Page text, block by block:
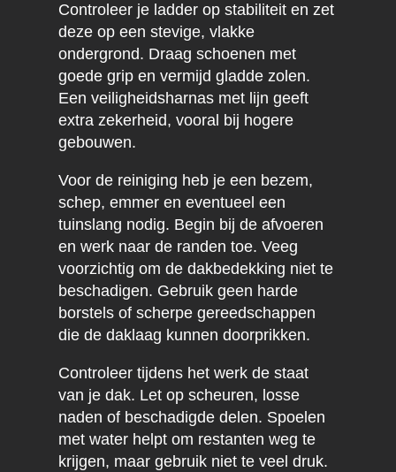
Controleer je ladder op stabiliteit en zet
deze op een stevige, vlakke
ondergrond. Draag schoenen met
goede grip en vermijd gladde zolen.
Een veiligheidsharnas met lijn geeft
extra zekerheid, vooral bij hogere
gebouwen.
Voor de reiniging heb je een bezem,
schep, emmer en eventueel een
tuinslang nodig. Begin bij de afvoeren
en werk naar de randen toe. Veeg
voorzichtig om de dakbedekking niet te
beschadigen. Gebruik geen harde
borstels of scherpe gereedschappen
die de daklaag kunnen doorprikken.
Controleer tijdens het werk de staat
van je dak. Let op scheuren, losse
naden of beschadigde delen. Spoelen
met water helpt om restanten weg te
krijgen, maar gebruik niet te veel druk.